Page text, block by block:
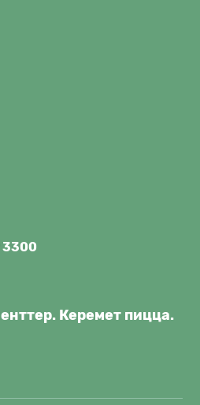
3300
Керемет пицца.